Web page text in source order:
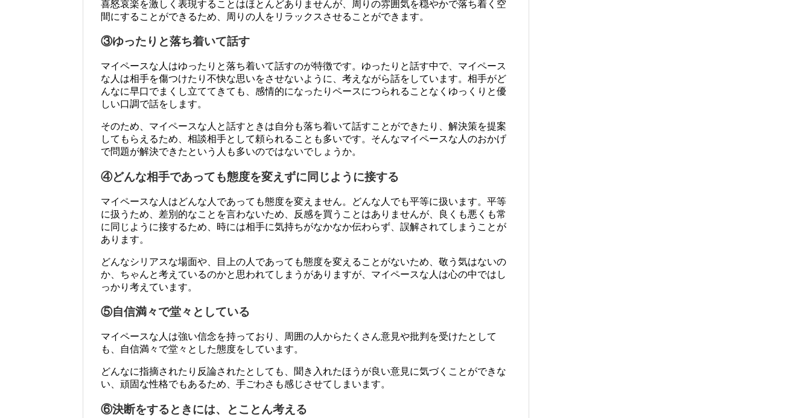
喜怒哀楽を激しく表現することはほとんどありませんが、周りの雰囲気を穏やかで落ち着く空
間にすることができるため、周りの人をリラックスさせることができます。
③ゆったりと落ち着いて話す
マイペースな人はゆったりと落ち着いて話すのが特徴です。ゆったりと話す中で、マイペース
な人は相手を傷つけたり不快な思いをさせないように、考えながら話をしています。相手がど
んなに早口でまくし立ててきても、感情的になったりペースにつられることなくゆっくりと優
しい口調で話をします。
そのため、マイペースな人と話すときは自分も落ち着いて話すことができたり、解決策を提案
してもらえるため、相談相手として頼られることも多いです。そんなマイペースな人のおかげ
で問題が解決できたという人も多いのではないでしょうか。
④どんな相手であっても態度を変えずに同じように接する
マイペースな人はどんな人であっても態度を変えません。どんな人でも平等に扱います。平等
に扱うため、差別的なことを言わないため、反感を買うことはありませんが、良くも悪くも常
に同じように接するため、時には相手に気持ちがなかなか伝わらず、誤解されてしまうことが
あります。
どんなシリアスな場面や、目上の人であっても態度を変えることがないため、敬う気はないの
か、ちゃんと考えているのかと思われてしまうがありますが、マイペースな人は心の中ではし
っかり考えています。
⑤自信満々で堂々としている
マイペースな人は強い信念を持っており、周囲の人からたくさん意見や批判を受けたとして
も、自信満々で堂々とした態度をしています。
どんなに指摘されたり反論されたとしても、聞き入れたほうが良い意見に気づくことができな
い、頑固な性格でもあるため、手ごわさも感じさせてしまいます。
⑥決断をするときには、とことん考える